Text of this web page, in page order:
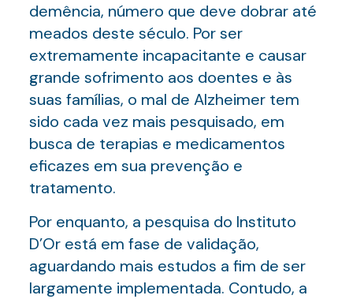
demência, número que deve dobrar até
meados deste século. Por ser
extremamente incapacitante e causar
grande sofrimento aos doentes e às
suas famílias, o mal de Alzheimer tem
sido cada vez mais pesquisado, em
busca de terapias e medicamentos
eficazes em sua prevenção e
tratamento.
Por enquanto, a pesquisa do Instituto
D’Or está em fase de validação,
aguardando mais estudos a fim de ser
largamente implementada. Contudo, a